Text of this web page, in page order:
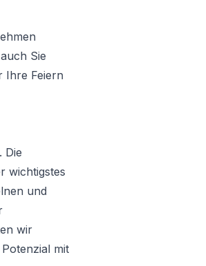
Sie
Ihre Feiern
Die
wichtigstes
und
wir
mit